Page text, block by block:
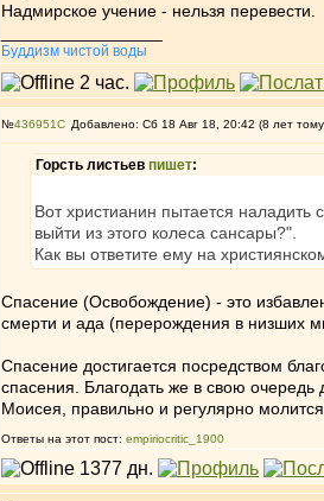
Надмирское учение - нельзя перевести.
Буддизм чистой воды
№436951 Добавлено: Сб 18 Авг 18, 20:42 (8 лет
Горсть листьев пишет:
Вот христианин пытается
выйти из этого колеса сансары?".
Как вы ответите ему на
Спасение (Освобождение) - это
смерти и ада (перерождения в низших
Спасение достигается посредством
спасения. Благодать же в свою очередь
Моисея, правильно и регулярно
Ответы на этот пост: empiriocritic_1900